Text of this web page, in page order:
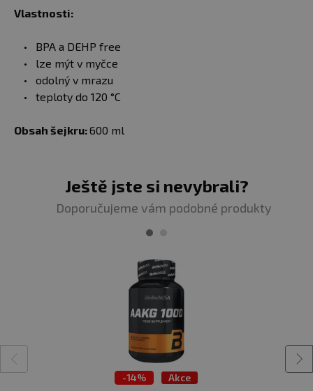
Vlastnosti:
BPA a DEHP free
lze mýt v myčce
odolný v mrazu
teploty do 120 °C
Obsah šejkru:600 ml
Ještě jste si nevybrali?
Doporučujeme vám podobné produkty
-14%
Akce